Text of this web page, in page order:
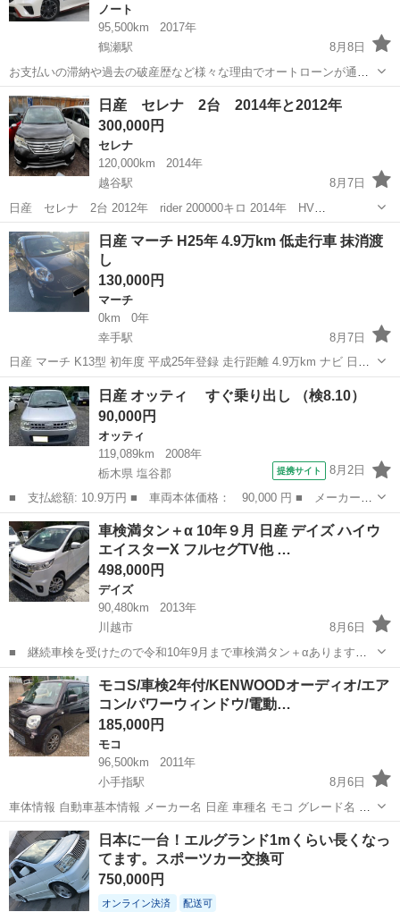
ノート
95,500km
2017年
鶴瀬駅
8月8日
お支払いの滞納や過去の破産歴など様々な理由でオートローンが通ら
なくなってしまう方が増えています。そうした理由で他社のオートロ
ーンが通らなかった方もご安心ください！信販会社を通さない自社ロ
ーンプラン(MCCSプラン)+オトロン...
埼玉 川越市 鶴瀬駅 ノート
日産 セレナ 2台 2014年と2012年
300,000円
セレナ
120,000km
2014年
越谷駅
8月7日
日産 セレナ 2台 2012年 rider 200000キロ 2014年 HV
highwaystar 12万キロ
埼玉 越谷市 越谷駅 セレナ
日産 マーチ H25年 4.9万km 低走行車 抹消渡
し
130,000円
マーチ
0km
0年
幸手駅
8月7日
日産 マーチ K13型 初年度 平成25年登録 走行距離 4.9万km ナビ 日産
純正ナビ 純正バックカメラ マーチ純正 アンダースポイラー ルーフス
ポイラー取り付け 14インチ ドライブレコーダー付き 家族が乗って
お...
埼玉 幸手市 幸手駅 走行距離
日産 オッティ すぐ乗り出し （検8.10）
90,000円
オッティ
119,089km
2008年
栃木県 塩谷郡
提携サイト 8月2日
■ 支払総額: 10.9万円 ■ 車両本体価格： 90,000 円 ■ メーカー
名： 日産 ■ 車種名： オッティ ■ グレード名： すぐ乗り出
し ■ 排気量： 660cc ■ ドア枚数： 5D ■ ミッション： AT4...
栃木 塩谷郡 オッティ
車検満タン＋α 10年９月 日産 デイズ ハイウ
エイスターX フルセグTV他 …
498,000円
デイズ
90,480km
2013年
川越市
8月6日
■ 継続車検を受けたので令和10年9月まで車検満タン＋αあります
■ この車両は埼玉店からの出品になります（愛知から埼玉に移動）
■ 純正メモリーナビ＋フルセグTV＋ルームミラーモニター（バック
カメラ）・純正キ...
埼玉 川越市 デイズ エンジン
モコS/車検2年付/KENWOODオーディオ/エア
コン/パワーウィンドウ/電動…
185,000円
モコ
96,500km
2011年
小手指駅
8月6日
車体情報 自動車基本情報 メーカー名 日産 車種名 モコ グレード名 S
排気量 660 cc 年式 平成23年 (2011年) 9月 輸入車モデル年式 - 走行距
離 96,500 km 走行...
埼玉 所沢市 小手指駅
日本に一台！エルグランド1mくらい長くなっ
てます。スポーツカー交換可
750,000円
オンライン決済 配送可